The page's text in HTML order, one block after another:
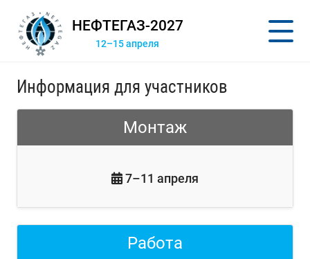
НЕФТЕГАЗ-2027
12–15 апреля
Информация для участников
Монтаж
7–11 апреля
Работа